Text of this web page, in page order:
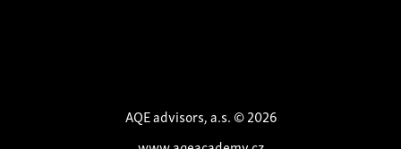
AQE advisors, a.s. © 2026